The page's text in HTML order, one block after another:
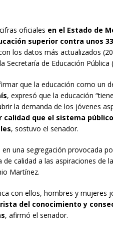
oficiales en el Estado de
superior contra unos
los datos más actualizados
Secretaría de Educación Pública
que la educación como un
, expresó que la educación
la demanda de los jóvenes
calidad que el sistema
, sostuvo el senador.
en una segregación provocada
calidad a las aspiraciones de
Martínez.
con ellos, hombres y mujeres
del conocimiento y
, afirmó el senador.